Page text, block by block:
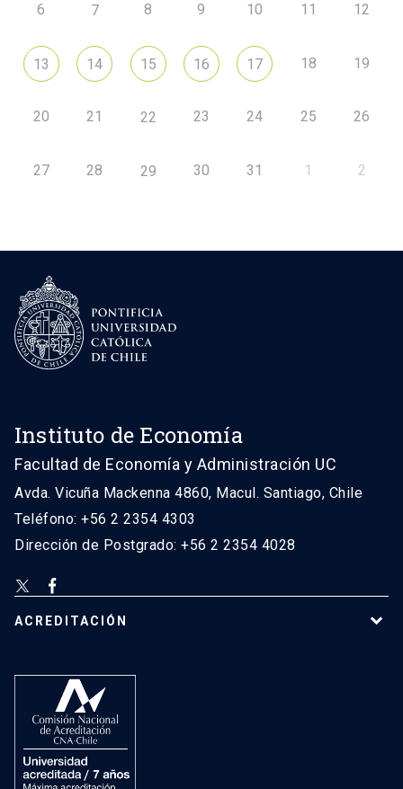
6 7 8 9 10 11 12
13 14 15 16 17 18 19
20 21 22 23 24 25 26
27 28 29 30 31 1 2
Instituto de Economía
Facultad de Economía y Administración UC
Avda. Vicuña Mackenna 4860, Macul. Santiago, Chile
Teléfono: +56 2 2354 4303
Dirección de Postgrado: +56 2 2354 4028
ACREDITACIÓN